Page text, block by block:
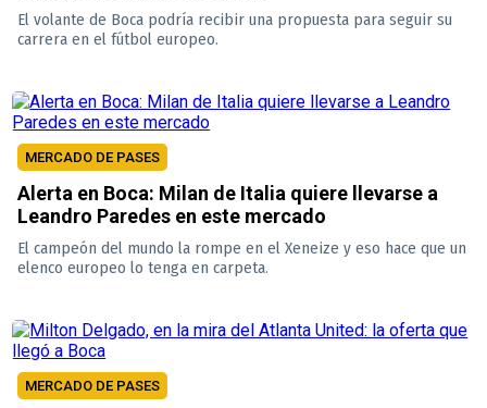
El volante de Boca podría recibir una propuesta para seguir su
carrera en el fútbol europeo.
MERCADO DE PASES
Alerta en Boca: Milan de Italia quiere llevarse a
Leandro Paredes en este mercado
El campeón del mundo la rompe en el Xeneize y eso hace que un
elenco europeo lo tenga en carpeta.
MERCADO DE PASES